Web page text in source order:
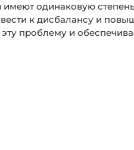
имеют одинаковую
к дисбалансу и
проблему и